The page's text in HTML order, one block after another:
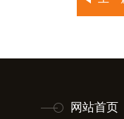
网站首页